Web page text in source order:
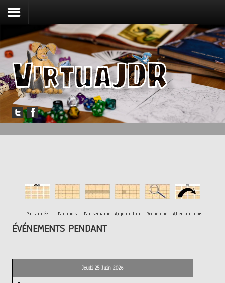
Accueil
Forum
Jouer
Messagerie
Par année Par mois Par semaine Aujourd'hui Rechercher Aller au mois
ÉVÉNEMENTS PENDANT
Jeudi 25 Juin 2026